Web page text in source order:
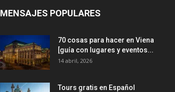
MENSAJES POPULARES
70 cosas para hacer en Viena
[guía con lugares y eventos...
14 abril, 2026
Tours gratis en Español